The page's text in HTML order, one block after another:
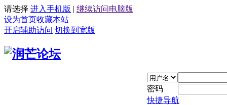
请选择 进入手机版 | 继续访问电脑版
设为首页收藏本站
开启辅助访问 切换到宽版
密码
快捷导航